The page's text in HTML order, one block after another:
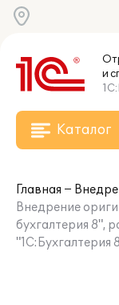
и
Каталог
Главная
Внедрение
бухгалтерия 8",